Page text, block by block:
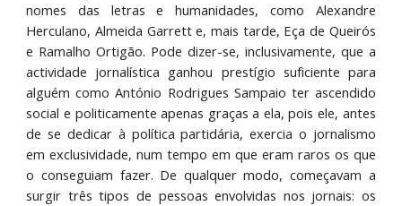
nomes das letras e humanidades, como Alexandre
Herculano, Almeida Garrett e, mais tarde, Eça de Queirós
e Ramalho Ortigão. Pode dizer-se, inclusivamente, que a
actividade jornalística ganhou prestígio suficiente para
alguém como António Rodrigues Sampaio ter ascendido
social e politicamente apenas graças a ela, pois ele, antes
de se dedicar à política partidária, exercia o jornalismo
em exclusividade, num tempo em que eram raros os que
o conseguiam fazer. De qualquer modo, começavam a
surgir três tipos de pessoas envolvidas nos jornais: os